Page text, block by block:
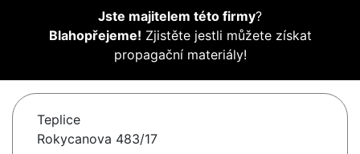
Jste majitelem této firmy?
Blahopřejeme! Zjistěte jestli můžete získat
propagační materiály!
Teplice
Rokycanova 483/17